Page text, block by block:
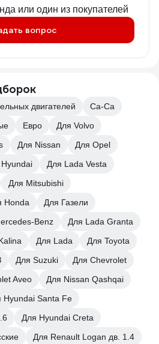
или один из покупателей
вопрос
двигателей
Ca-Ca
Евро
Для Volvo
Для Nissan
Для Opel
Для Lada Vesta
Для Mitsubishi
Honda
Для Газели
Benz
Для Lada Granta
Для Lada
Для Toyota
Для Suzuki
Для Chevrolet
Aveo
Для Nissan Qashqai
Hyundai Santa Fe
Для Hyundai Creta
Для Renault Logan дв. 1.4